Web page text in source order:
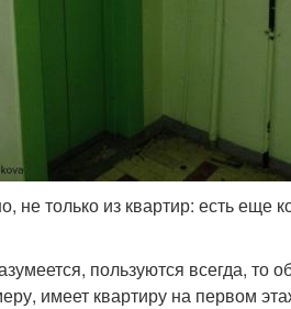
не только из квартир: есть
пользуются всегда, то
имеет квартиру на первом